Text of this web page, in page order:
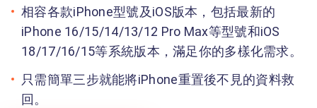
相容各款iPhone型號及iOS版本，包括最新的
iPhone 16/15/14/13/12 Pro Max等型號和iOS
18/17/16/15等系統版本，滿足你的多樣化需求。
只需簡單三步就能將iPhone重置後不見的資料救
回。